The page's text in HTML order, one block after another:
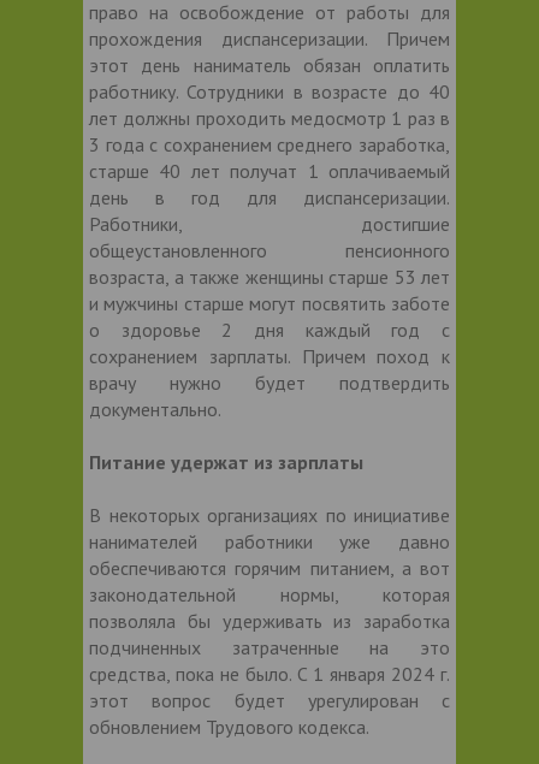
право на освобождение от работы для
прохождения диспансеризации. Причем
этот день наниматель обязан оплатить
работнику. Сотрудники в возрасте до 40
лет должны проходить медосмотр 1 раз в
3 года с сохранением среднего заработка,
старше 40 лет получат 1 оплачиваемый
день в год для диспансеризации.
Работники, достигшие
общеустановленного пенсионного
возраста, а также женщины старше 53 лет
и мужчины старше могут посвятить заботе
о здоровье 2 дня каждый год с
сохранением зарплаты. Причем поход к
врачу нужно будет подтвердить
документально.
Питание удержат из зарплаты
В некоторых организациях по инициативе
нанимателей работники уже давно
обеспечиваются горячим питанием, а вот
законодательной нормы, которая
позволяла бы удерживать из заработка
подчиненных затраченные на это
средства, пока не было. С 1 января 2024 г.
этот вопрос будет урегулирован с
обновлением Трудового кодекса.